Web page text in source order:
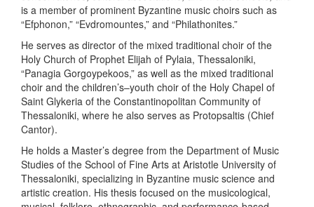
is a member of prominent Byzantine music choirs such as
“Efphonon,” “Evdromountes,” and “Philathonites.”
He serves as director of the mixed traditional choir of the
Holy Church of Prophet Elijah of Pylaia, Thessaloniki,
“Panagia Gorgoypekoos,” as well as the mixed traditional
choir and the children’s–youth choir of the Holy Chapel of
Saint Glykeria of the Constantinopolitan Community of
Thessaloniki, where he also serves as Protopsaltis (Chief
Cantor).
He holds a Master’s degree from the Department of Music
Studies of the School of Fine Arts at Aristotle University of
Thessaloniki, specializing in Byzantine music science and
artistic creation. His thesis focused on the musicological,